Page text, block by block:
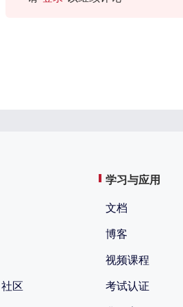
区
学习与应用
文档
博客
视频课程
考试认证